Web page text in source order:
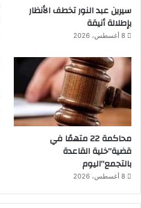
سيرين عبد النور تخطف الأنظار
بإطلالة أنيقة
8 أغسطس، 2026
محاكمة 22 متهمًا في
قضية”خلية القاعدة
بالتجمع”اليوم
8 أغسطس، 2026